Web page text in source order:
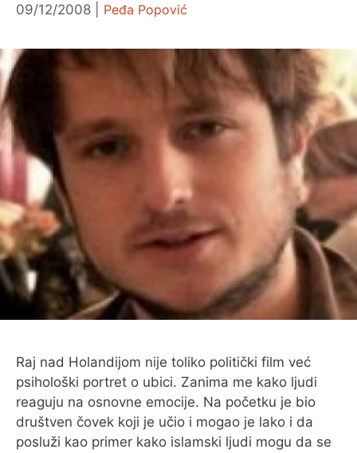
09/12/2008 Peđa Popović
Raj nad Holandijom nije toliko politički film već
psihološki portret o ubici. Zanima me kako ljudi
reaguju na osnovne emocije. Na početku je bio
društven čovek koji je učio i mogao je lako i da
posluži kao primer kako islamski ljudi mogu da se